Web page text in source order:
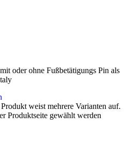
oder ohne Fußbetätigungs Pin als
weist mehrere Varianten auf.
Produktseite gewählt werden